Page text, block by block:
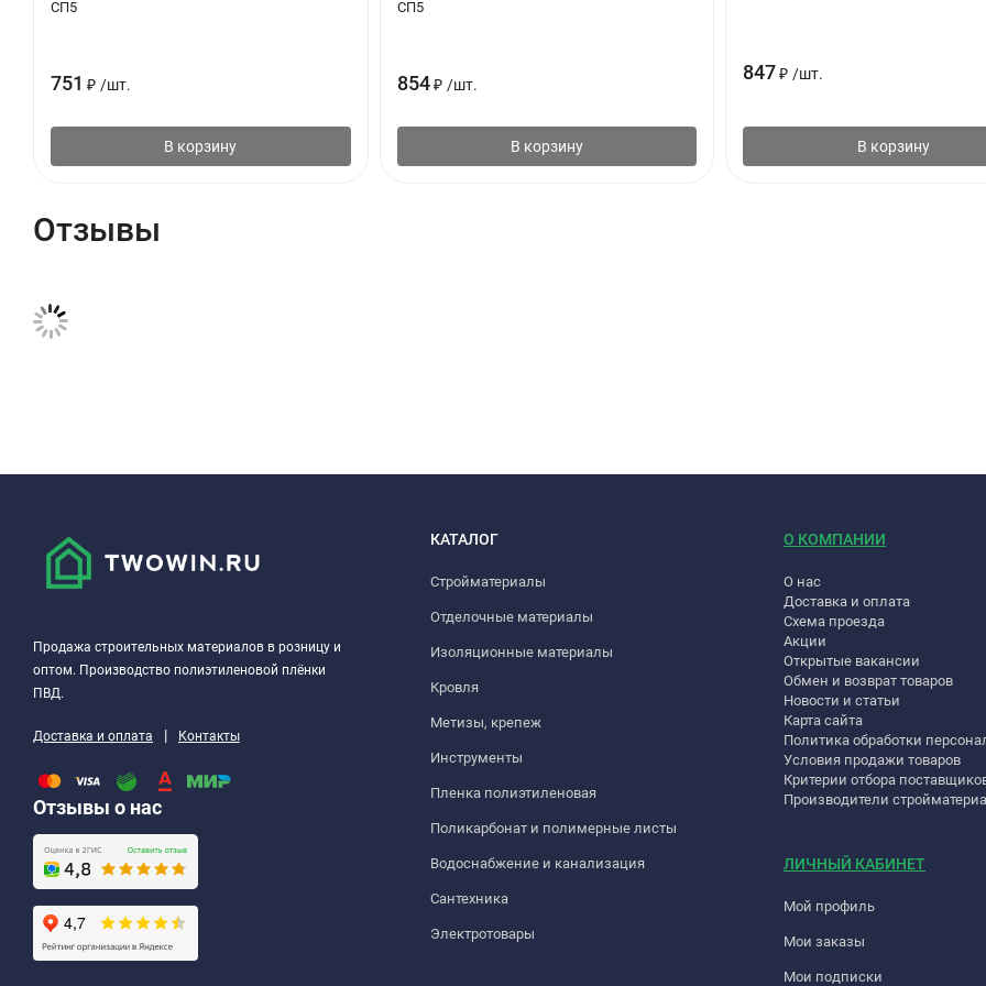
СП5
751 ₽ /шт.
В корзину
СП5
854 ₽ /шт.
В корзину
847 ₽ /шт.
В корзину
Отзывы
Продажа строительных материалов в розницу и
оптом. Производство полиэтиленовой плёнки
ПВД.
Доставка и оплата | Контакты
Отзывы о нас
КАТАЛОГ
Стройматериалы
Отделочные материалы
Изоляционные материалы
Кровля
Метизы, крепеж
Инструменты
Пленка полиэтиленовая
Поликарбонат и полимерные листы
Водоснабжение и канализация
Сантехника
Электротовары
О КОМПАНИИ
О нас
Доставка и оплата
Схема проезда
Акции
Открытые вакансии
Обмен и возврат товаров
Новости и статьи
Карта сайта
Политика обработки
Условия продажи товаров
Критерии отбора
Производители
ЛИЧНЫЙ КАБИНЕТ
Мой профиль
Мои заказы
Мои подписки